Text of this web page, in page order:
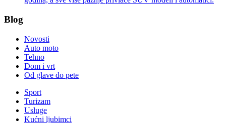
Blog
Novosti
Auto moto
Tehno
Dom i vrt
Od glave do pete
Sport
Turizam
Usluge
Kućni ljubimci